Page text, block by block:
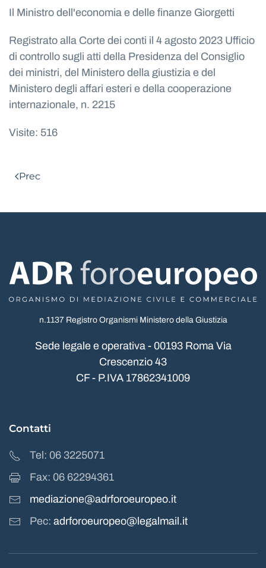
Il Ministro dell'economia e delle finanze Giorgetti
Registrato alla Corte dei conti il 4 agosto 2023 Ufficio
di controllo sugli atti della Presidenza del Consiglio
dei ministri, del Ministero della giustizia e del
Ministero degli affari esteri e della cooperazione
internazionale, n. 2215
Visite: 516
Prec
n.1137 Registro Organismi Ministero della Giustizia
Sede legale e operativa - 00193 Roma Via
Crescenzio 43
CF - P.IVA 17862341009
Contatti
Tel: 06 3225071
Fax: 06 62294361
mediazione@adrforoeuropeo.it
Pec: adrforoeuropeo@legalmail.it